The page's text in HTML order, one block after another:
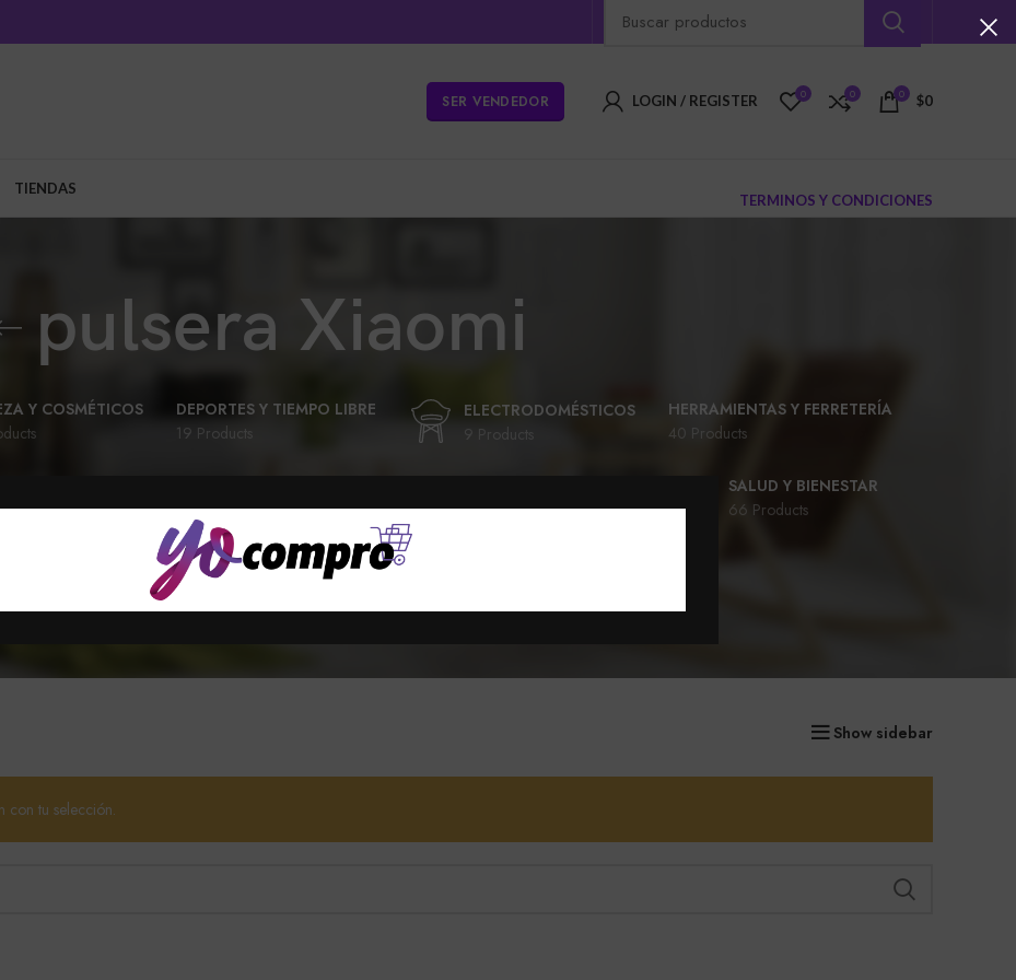
SER VENDEDOR LOGIN / REGISTER 0 0 0 $0
TIENDAS
TERMINOS Y CONDICIONES
pulsera Xiaomi
Y COSMÉTICOS
DEPORTES Y TIEMPO LIBRE
19 Products
ELECTRODOMÉSTICOS
9 Products
HERRAMIENTAS Y FERRETERÍA
40 Products
9 Products
4 Products
2 Products
77 Products
SALUD Y BIENESTAR
66 Products
TECNOLOGÍA Y MAS
58 Products
VEHÍCULOS
28 Products
UNCATEGORIZED
Show sidebar
con tu selección.